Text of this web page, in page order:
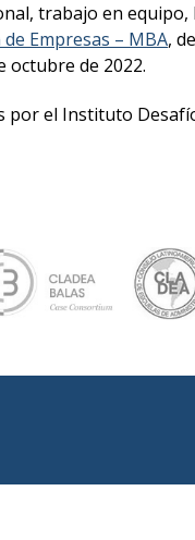
trabajo en
Empresas – MBA,
octubre de 2022.
el Instituto